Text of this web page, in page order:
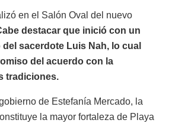
en el Salón Oval del nuevo
destacar que inició con un
sacerdote Luis Nah, lo cual
del acuerdo con la
tradiciones.
de Estefanía Mercado, la
la mayor fortaleza de Playa